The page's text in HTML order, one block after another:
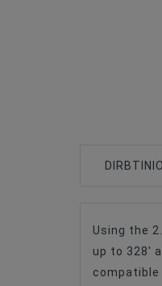
Type Of
Purpose
Using the
up to 328'